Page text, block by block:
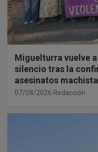
Miguelturra vuelve
silencio tras la
asesinatos
07/08/2026 Redacción